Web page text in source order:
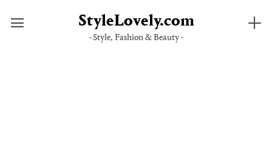
StyleLovely.com
· Style, Fashion & Beauty ·